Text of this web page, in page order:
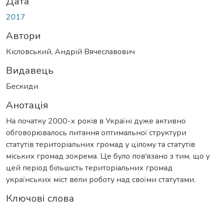
2017
Автори
Кісловський, Андрій Вячеславович
Видавець
Бескиди
Анотація
На початку 2000-х років в Україні дуже активно
обговорювалось питання оптимальної структури
статутів територіальних громад у цілому та статутів
міських громад зокрема. Це було пов'язано з тим, що у
цей період більшість територіальних громад
українських міст вели роботу над своїми статутами.
Ключові слова